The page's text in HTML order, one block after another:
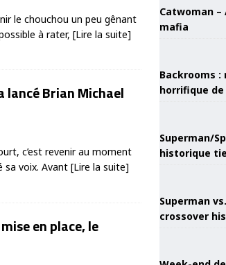
le chouchou un peu gênant
à rater, [Lire la suite]
lancé Brian Michael
c’est revenir au moment
sa voix. Avant [Lire la suite]
en place, le
Catwoman –
mafia
Backrooms
horrifique de
Superman/
historique
Superman
crossover